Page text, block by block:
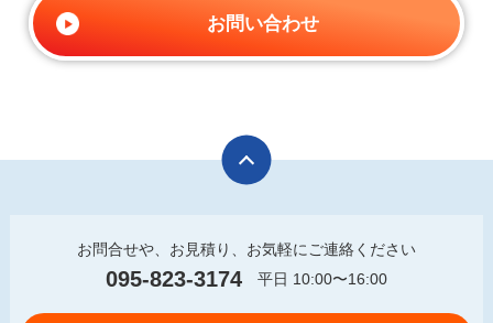
お問い合わせ
お問合せや、お見積り、お気軽にご連絡ください
095-823-3174 平日 10:00〜16:00